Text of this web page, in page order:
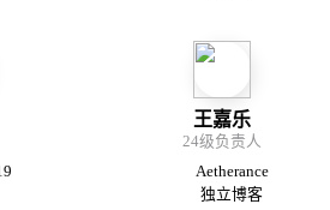
王嘉乐
24级负责人
Aetherance
独立博客